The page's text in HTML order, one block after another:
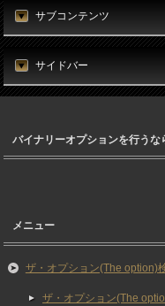
サブコンテンツ
サイドバー
バイナリーオプションを行う
メニュー
ザ・オプション(The option)
ザ・オプション(The